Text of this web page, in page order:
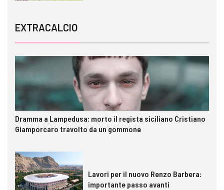
EXTRACALCIO
Dramma a Lampedusa: morto il regista siciliano Cristiano
Giamporcaro travolto da un gommone
Lavori per il nuovo Renzo Barbera:
importante passo avanti